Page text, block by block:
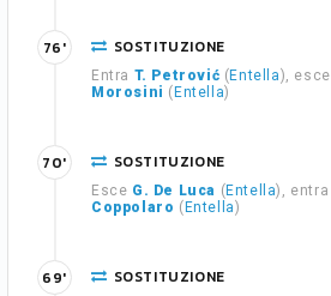
SOSTITUZIONE
Entra T. Petrović ( Entella), esce
Morosini ( Entella)
76'
SOSTITUZIONE
Esce G. De Luca ( Entella), entra
Coppolaro ( Entella)
70'
SOSTITUZIONE
69'